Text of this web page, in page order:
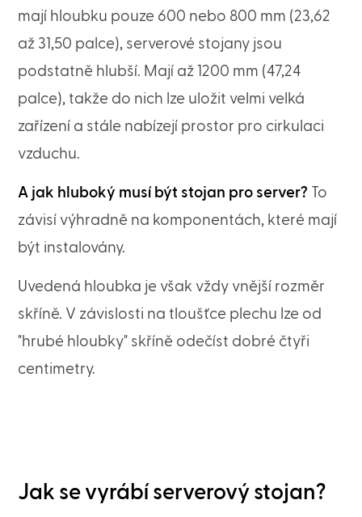
mají hloubku pouze 600 nebo 800 mm (23,62
až 31,50 palce), serverové stojany jsou
podstatně hlubší. Mají až 1200 mm (47,24
palce), takže do nich lze uložit velmi velká
zařízení a stále nabízejí prostor pro cirkulaci
vzduchu.
A jak hluboký musí být stojan pro server? To
závisí výhradně na komponentách, které mají
být instalovány.
Uvedená hloubka je však vždy vnější rozměr
skříně. V závislosti na tloušťce plechu lze od
"hrubé hloubky" skříně odečíst dobré čtyři
centimetry.
Jak se vyrábí serverový stojan?